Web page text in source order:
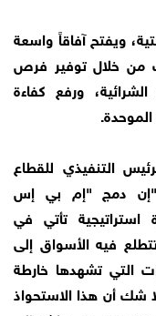
ويفتح آفاقاً واسعة
من خلال توفير فرص
ورفع كفاءة
التنفيذي للقطاع
"إن دمج "إم بي إس
تأتي في
فيه الأسواق إلى
التي تشهدها خارطة
شك أن هذا الاستحواذ